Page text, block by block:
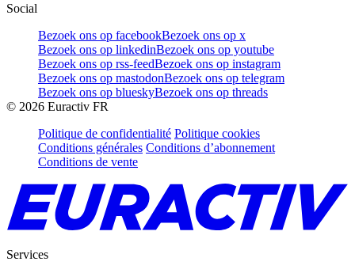
Social
Bezoek ons op facebookBezoek ons op x
Bezoek ons op linkedinBezoek ons op youtube
Bezoek ons op rss-feedBezoek ons op instagram
Bezoek ons op mastodonBezoek ons op telegram
Bezoek ons op blueskyBezoek ons op threads
© 2026 Euractiv FR
Politique de confidentialité Politique cookies
Conditions générales Conditions d’abonnement
Conditions de vente
Services